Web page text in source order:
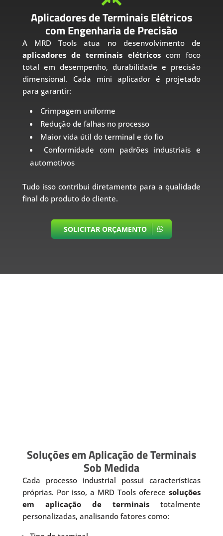
Aplicadores de Terminais Elétricos
com Engenharia de Precisão
A MRD Tools atua no desenvolvimento de
aplicadores de terminais elétricoscom foco
total em desempenho, durabilidade e precisão
dimensional. Cada mini aplicador é projetado
para garantir:
Crimpagem uniforme
Redução de falhas no processo
Maior vida útil do terminal e do fio
Conformidade com padrões industriais e
automotivos
Tudo isso contribui diretamente para a qualidade
final do produto do cliente.
SOLICITAR ORÇAMENTO
Soluções em Aplicação de Terminais
Sob Medida
Cada processo industrial possui características
próprias. Por isso, a MRD Tools oferecesoluções
em aplicação de terminais totalmente
personalizadas, analisando fatores como: